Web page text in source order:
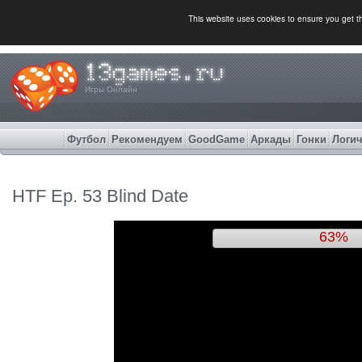
This website uses cookies to ensure you get
Игры Онлайн
Футбол Рекомендуем GoodGame Аркады Гонки
HTF Ep. 53 Blind Date
66%